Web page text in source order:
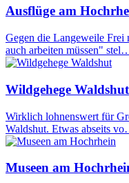
Ausflüge am
Gegen die Langeweile
auch arbeiten müssen"
Wildgehege Waldshut
Wirklich lohnenswert für
Waldshut. Etwas abseits
Museen am